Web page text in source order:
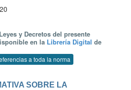
y Decretos del presente
en la Librería Digital de
a toda la norma
SOBRE LA